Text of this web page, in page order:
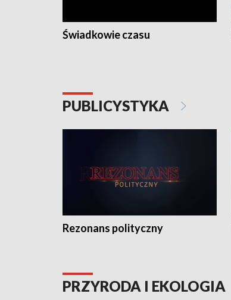
Świadkowie czasu
PUBLICYSTYKA
Rezonans polityczny
PRZYRODA I EKOLOGIA